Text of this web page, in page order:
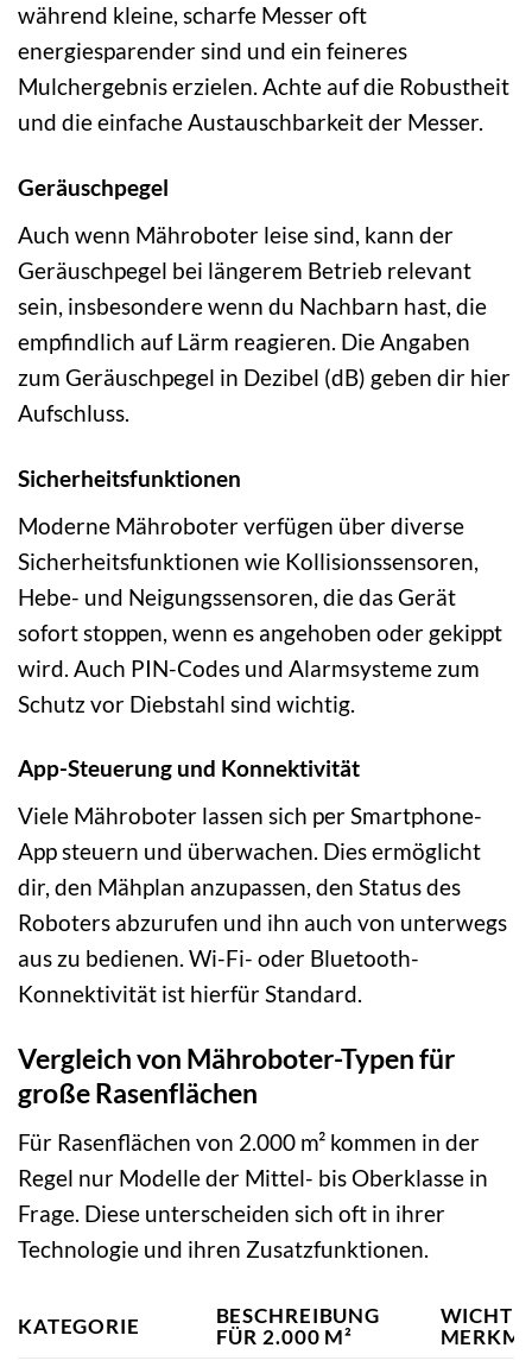
während kleine, scharfe Messer oft
energiesparender sind und ein feineres
Mulchergebnis erzielen. Achte auf die Robustheit
und die einfache Austauschbarkeit der Messer.
Geräuschpegel
Auch wenn Mähroboter leise sind, kann der
Geräuschpegel bei längerem Betrieb relevant
sein, insbesondere wenn du Nachbarn hast, die
empfindlich auf Lärm reagieren. Die Angaben
zum Geräuschpegel in Dezibel (dB) geben dir hier
Aufschluss.
Sicherheitsfunktionen
Moderne Mähroboter verfügen über diverse
Sicherheitsfunktionen wie Kollisionssensoren,
Hebe- und Neigungssensoren, die das Gerät
sofort stoppen, wenn es angehoben oder gekippt
wird. Auch PIN-Codes und Alarmsysteme zum
Schutz vor Diebstahl sind wichtig.
App-Steuerung und Konnektivität
Viele Mähroboter lassen sich per Smartphone-
App steuern und überwachen. Dies ermöglicht
dir, den Mähplan anzupassen, den Status des
Roboters abzurufen und ihn auch von unterwegs
aus zu bedienen. Wi-Fi- oder Bluetooth-
Konnektivität ist hierfür Standard.
Vergleich von Mähroboter-Typen für
große Rasenflächen
Für Rasenflächen von 2.000 m² kommen in der
Regel nur Modelle der Mittel- bis Oberklasse in
Frage. Diese unterscheiden sich oft in ihrer
Technologie und ihren Zusatzfunktionen.
KATEGORIE
BESCHREIBUNG
FÜR 2.000 M²